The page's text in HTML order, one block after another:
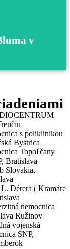
v
Bluma v
v Plešivci
Prečítajte si viac
s poliklinikou
Bystrica
Topoľčany
Bratislava
Slovakia,
Dérera ( Kramáre
nemocnica
Ružinov
vojenská
SNP,